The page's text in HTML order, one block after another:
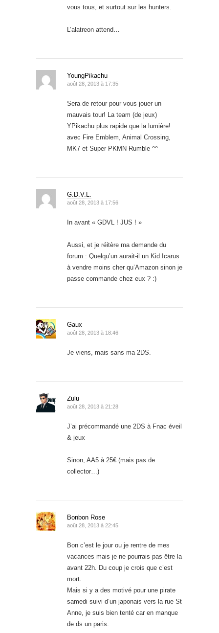
vous tous, et surtout sur les hunters.
L’alatreon attend…
YoungPikachu
août 28, 2013 à 17:35
Sera de retour pour vous jouer un
mauvais tour! La team (de jeux)
YPikachu plus rapide que la lumière!
avec Fire Emblem, Animal Crossing,
MK7 et Super PKMN Rumble ^^
G.D.V.L.
août 28, 2013 à 17:56
In avant « GDVL ! JUS ! »
Aussi, et je réitère ma demande du
forum : Quelqu’un aurait-il un Kid Icarus
à vendre moins cher qu’Amazon sinon je
passe commande chez eux ? :)
Gaux
août 28, 2013 à 18:46
Je viens, mais sans ma 2DS.
Zulu
août 28, 2013 à 21:28
J’ai précommandé une 2DS à Fnac éveil
& jeux
Sinon, AA5 à 25€ (mais pas de
collector…)
Bonbon Rose
août 28, 2013 à 22:45
Bon c’est le jour ou je rentre de mes
vacances mais je ne pourrais pas être la
avant 22h. Du coup je crois que c’est
mort.
Mais si y a des motivé pour une pirate
samedi suivi d’un japonais vers la rue St
Anne, je suis bien tenté car en manque
de ds un paris.